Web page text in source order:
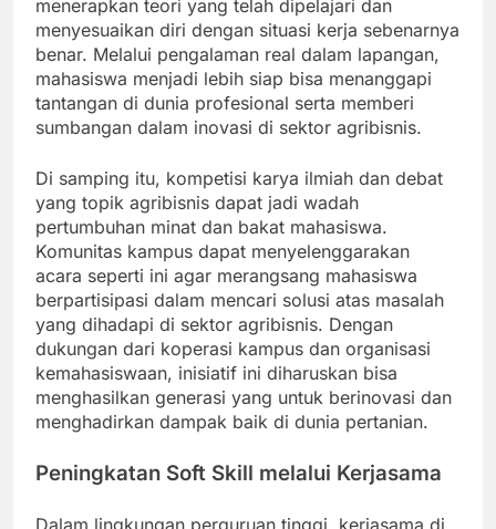
menerapkan teori yang telah dipelajari dan
menyesuaikan diri dengan situasi kerja sebenarnya
benar. Melalui pengalaman real dalam lapangan,
mahasiswa menjadi lebih siap bisa menanggapi
tantangan di dunia profesional serta memberi
sumbangan dalam inovasi di sektor agribisnis.
Di samping itu, kompetisi karya ilmiah dan debat
yang topik agribisnis dapat jadi wadah
pertumbuhan minat dan bakat mahasiswa.
Komunitas kampus dapat menyelenggarakan
acara seperti ini agar merangsang mahasiswa
berpartisipasi dalam mencari solusi atas masalah
yang dihadapi di sektor agribisnis. Dengan
dukungan dari koperasi kampus dan organisasi
kemahasiswaan, inisiatif ini diharuskan bisa
menghasilkan generasi yang untuk berinovasi dan
menghadirkan dampak baik di dunia pertanian.
Peningkatan Soft Skill melalui Kerjasama